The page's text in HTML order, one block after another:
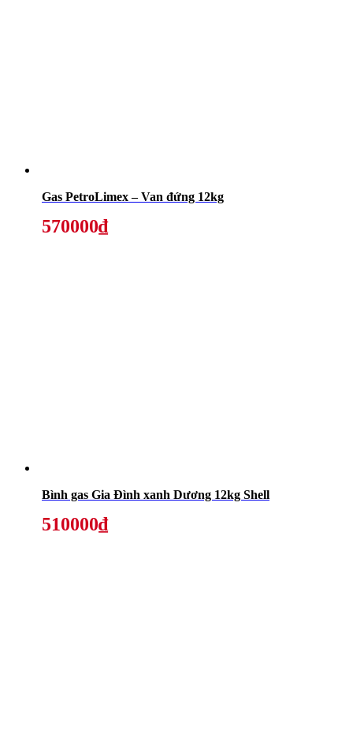
Gas PetroLimex – Van đứng 12kg
570000₫
Bình gas Gia Đình xanh Dương 12kg Shell
510000₫